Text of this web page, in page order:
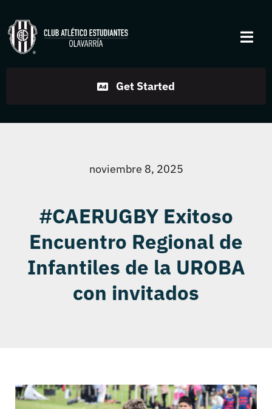
to
content
Disciplinas
Contacto
Get Started
noviembre 8, 2025
#CAERUGBY Exitoso
Encuentro Regional de
Infantiles de la UROBA
con invitados